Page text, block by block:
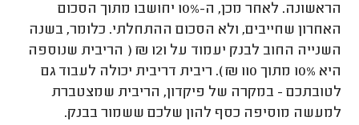
הראשונה. לאחר מכן, ה-10% יחושבו מתוך הסכום
האחרון שחייבים, ולא הסכום ההתחלתי. כלומר, בשנה
השנייה החוב לבנק יעמוד על 121 ₪ ( הריבית שנוספה
היא 10% מתוך 110 ₪). ריבית דריבית יכולה לעבוד גם
לטובתכם - במקרה של פיקדון, הריבית שמצטברת
למעשה מוסיפה כסף להון שלכם ששמור בבנק.